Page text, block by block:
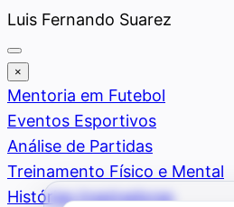
Saltar
al
contenido
Luis Fernando Suarez
×
Mentoria em Futebol
Eventos Esportivos
Análise de Partidas
Treinamento Físico e Mental
Histórias Inspiradoras